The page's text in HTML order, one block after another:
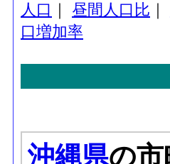
人口 ｜ 昼間人口比 ｜
口増加率